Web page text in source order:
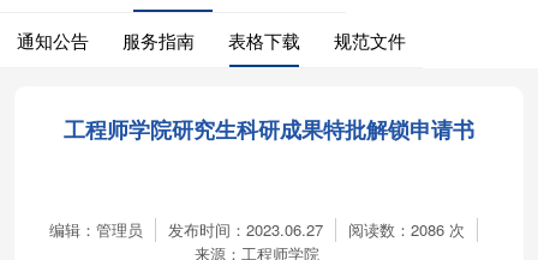
通知公告 服务指南 表格下载 规范文件
工程师学院研究生科研成果特批解锁申请书
编辑：管理员 发布时间：2023.06.27 阅读数： 2086 次
来源：工程师学院